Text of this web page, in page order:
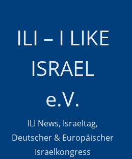
ILI – I LIKE
ISRAEL
e.V.
ILI News, Israeltag,
Deutscher & Europäischer
Israelkongress